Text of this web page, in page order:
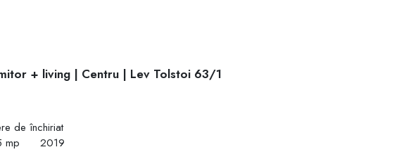
+ living | Centru | Lev Tolstoi 63/1
de închiriat
mp 2019